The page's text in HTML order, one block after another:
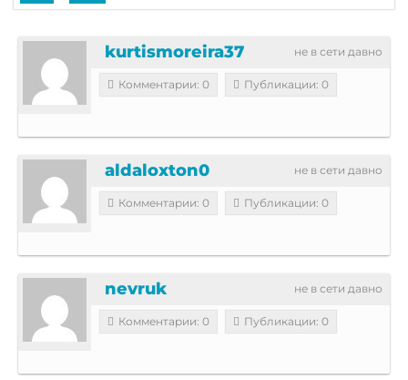
не в сети давно
kurtismoreira37
Комментарии: 0 Публикации: 0
не в сети давно
aldaloxton0
Комментарии: 0 Публикации: 0
не в сети давно
nevruk
Комментарии: 0 Публикации: 0